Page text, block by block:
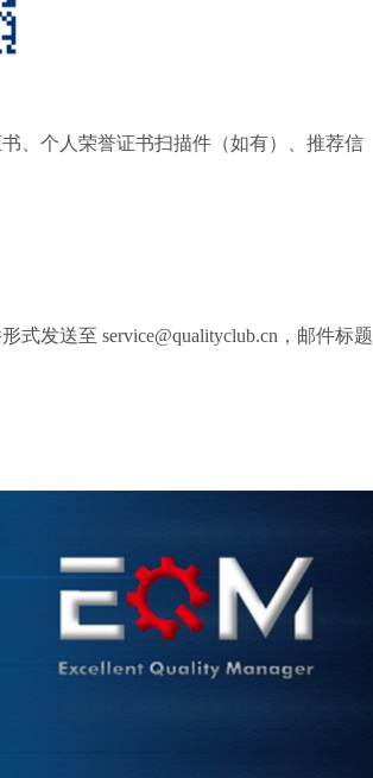
、个人荣誉证书扫描件（如有）、推荐信
发送至 service@qualityclub.cn，邮件标题